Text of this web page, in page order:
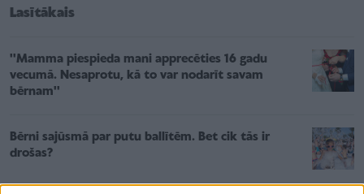
Lasītākais
''Mamma piespieda mani apprecēties 16 gadu
vecumā. Nesaprotu, kā to var nodarīt savam
bērnam''
Bērni sajūsmā par putu ballītēm. Bet cik tās ir
drošas?